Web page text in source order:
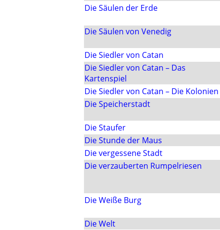
Die Säulen der Erde
Die Säulen von Venedig
Die Siedler von Catan
Die Siedler von Catan – Das
Kartenspiel
Die Siedler von Catan – Die Kolonien
Die Speicherstadt
Die Staufer
Die Stunde der Maus
Die vergessene Stadt
Die verzauberten Rumpelriesen
Die Weiße Burg
Die Welt